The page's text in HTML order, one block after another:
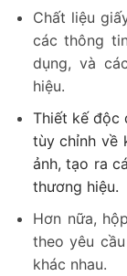
Chất liệu
các thông
dụng, và
hiệu.
Thiết kế độc
tùy chỉnh về
ảnh, tạo ra
thương hiệu.
Hơn nữa,
theo yêu
khác nhau.